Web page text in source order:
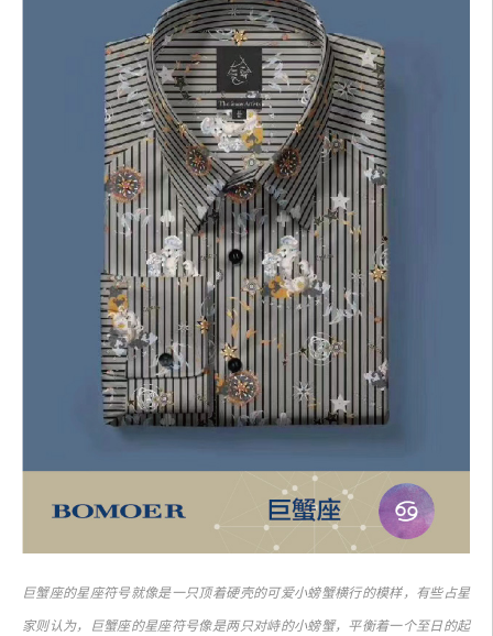
巨蟹座的星座符号就像是一只顶着硬壳的可爱小螃蟹横行的模样，有些占星
家则认为，巨蟹座的星座符号像是两只对峙的小螃蟹，平衡着一个至日的起